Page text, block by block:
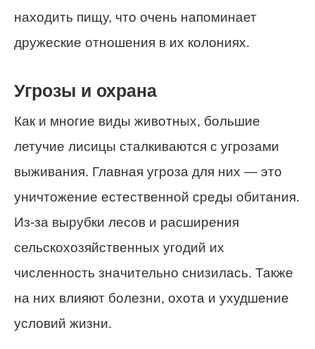
находить пищу, что очень напоминает
дружеские отношения в их колониях.
Угрозы и охрана
Как и многие виды животных, большие
летучие лисицы сталкиваются с угрозами
выживания. Главная угроза для них — это
уничтожение естественной среды обитания.
Из-за вырубки лесов и расширения
сельскохозяйственных угодий их
численность значительно снизилась. Также
на них влияют болезни, охота и ухудшение
условий жизни.